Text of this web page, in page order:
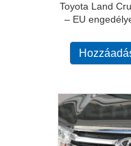
Toyota Land
– EU